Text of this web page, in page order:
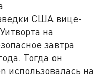
США вице-
на
завтра
Тогда он
использовалась на